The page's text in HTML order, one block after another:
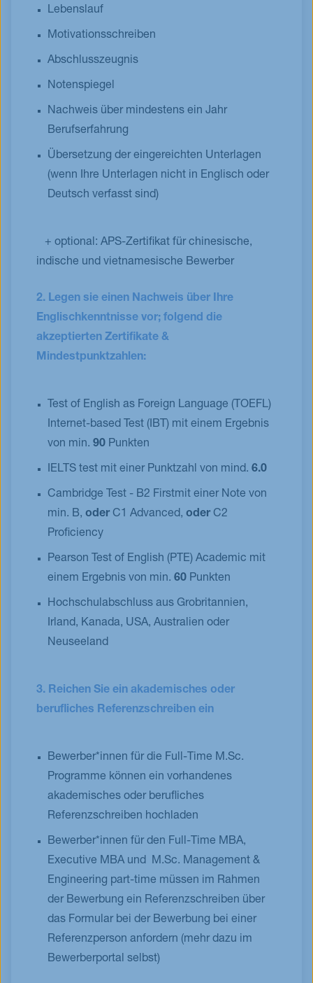
Lebenslauf
Motivationsschreiben
Abschlusszeugnis
Notenspiegel
Nachweis über mindestens ein Jahr
Berufserfahrung
Übersetzung der eingereichten Unterlagen
(wenn Ihre Unterlagen nicht in Englisch oder
Deutsch verfasst sind)
+ optional: APS-Zertifikat für chinesische,
indische und vietnamesische Bewerber
2. Legen sie einen Nachweis über Ihre
Englischkenntnisse vor; folgend die
akzeptierten Zertifikate &
Mindestpunktzahlen:
Test of English as Foreign Language (TOEFL)
Internet-based Test (IBT) mit einem Ergebnis
von min. 90 Punkten
IELTS test mit einer Punktzahl von mind. 6.0
Cambridge Test - B2 Firstmit einer Note von
min. B, oder C1 Advanced, oder C2
Proficiency
Pearson Test of English (PTE) Academic mit
einem Ergebnis von min. 60 Punkten
Hochschulabschluss aus Grobritannien,
Irland, Kanada, USA, Australien oder
Neuseeland
3. Reichen Sie ein akademisches oder
berufliches Referenzschreiben ein
Bewerber*innen für die Full-Time M.Sc.
Programme können ein vorhandenes
akademisches oder berufliches
Referenzschreiben hochladen
Bewerber*innen für den Full-Time MBA,
Executive MBA und M.Sc. Management &
Engineering part-time müssen im Rahmen
der Bewerbung ein Referenzschreiben über
das Formular bei der Bewerbung bei einer
Referenzperson anfordern (mehr dazu im
Bewerberportal selbst)